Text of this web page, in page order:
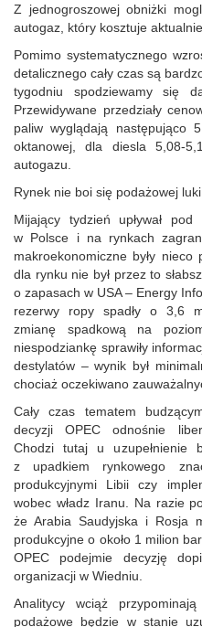
Z jednogroszowej obniżki
autogaz, który kosztuje
Pomimo systematycznego
detalicznego cały czas są
tygodniu spodziewamy się
Przewidywane przedziały
paliw wyglądają następująco
oktanowej, dla diesla 5,08-
autogazu.
Rynek nie boi się podażowej luki
Mijający tydzień upływał
w Polsce i na rynkach
makroekonomiczne były
dla rynku nie był przez to
o zapasach w USA – Energy
rezerwy ropy spadły o 3,6
zmianę spadkową na
niespodziankę sprawiły
destylatów – wynik był
chociaż oczekiwano
Cały czas tematem
decyzji OPEC odnośnie
Chodzi tutaj u uzupełnienie
z upadkiem rynkowego
produkcyjnymi Libii czy
wobec władz Iranu. Na razie
że Arabia Saudyjska i Rosja
produkcyjne o około 1 milion
OPEC podejmie decyzję
organizacji w Wiedniu.
Analitycy wciąż
podażowe będzie w stanie